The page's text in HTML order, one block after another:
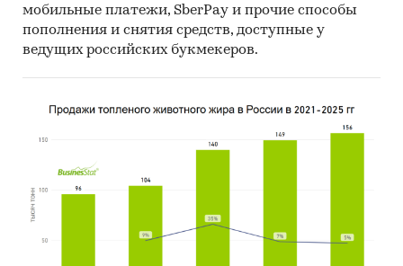
мобильные платежи, SberPay и прочие способы
пополнения и снятия средств, доступные у
ведущих российских букмекеров.